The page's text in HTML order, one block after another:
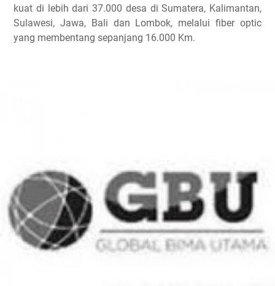
kuat di lebih dari 37.000 desa di Sumatera, Kalimantan,
Sulawesi, Jawa, Bali dan Lombok, melalui fiber optic
yang membentang sepanjang 16.000 Km.